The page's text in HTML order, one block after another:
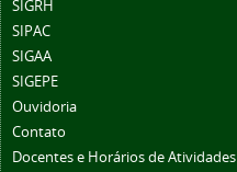
SIGRH
SIPAC
SIGAA
SIGEPE
Ouvidoria
Contato
Docentes e Horários de Atividades